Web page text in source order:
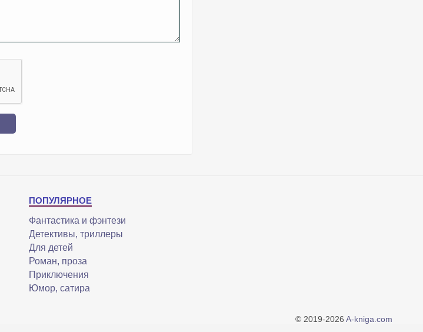
ПОПУЛЯРНОЕ
Фантастика и фэнтези
Детективы, триллеры
Для детей
Роман, проза
Приключения
Юмор, сатира
© 2019-2026 A-kniga.com